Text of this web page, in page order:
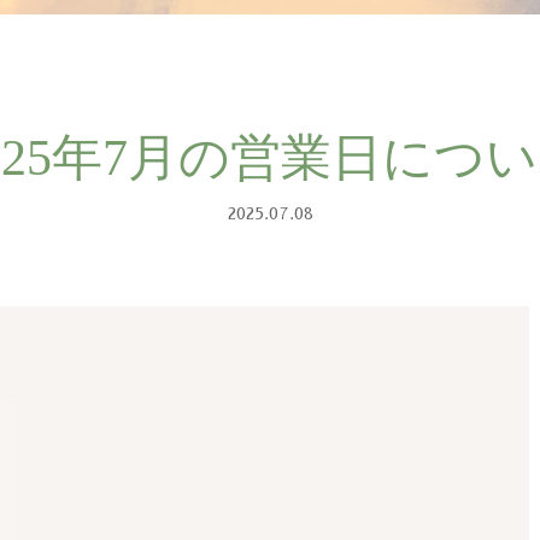
年7月の営業日につ
2025.07.08